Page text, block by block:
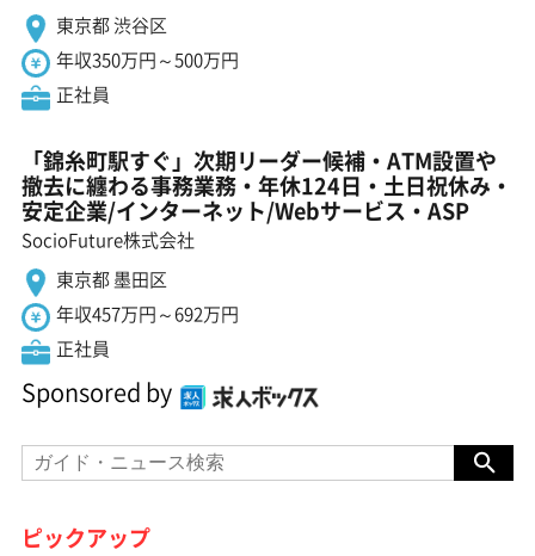
東京都 渋谷区
年収350万円～500万円
正社員
「錦糸町駅すぐ」次期リーダー候補・ATM設置や
撤去に纏わる事務業務・年休124日・土日祝休み・
安定企業/インターネット/Webサービス・ASP
SocioFuture株式会社
東京都 墨田区
年収457万円～692万円
正社員
Sponsored by
ピックアップ